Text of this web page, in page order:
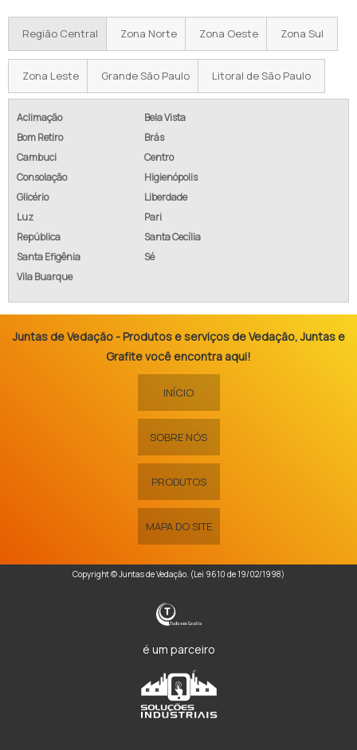
Região Central Zona Norte Zona Oeste Zona Sul
Zona Leste Grande São Paulo Litoral de São Paulo
Aclimação
Bela Vista
Bom Retiro
Brás
Cambuci
Centro
Consolação
Higienópolis
Glicério
Liberdade
Luz
Pari
República
Santa Cecília
Santa Efigênia
Sé
Vila Buarque
Juntas de Vedação - Produtos e serviços de Vedação, Juntas e
Grafite você encontra aqui!
INÍCIO
SOBRE NÓS
PRODUTOS
MAPA DO SITE
Copyright © Juntas de Vedação. (Lei 9610 de 19/02/1998)
é um parceiro